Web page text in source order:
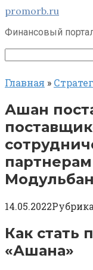
Перейти
контенту
promorb.ru
Финансовый
Поиск:
Главная »
Ашан
14.05.2022
Как стать
«Ашана»